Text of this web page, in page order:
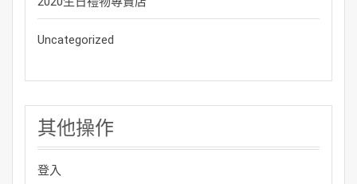
Uncategorized
其他操作
登入